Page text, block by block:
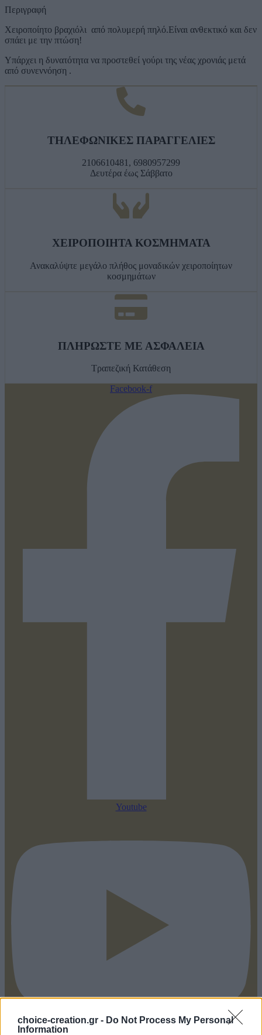
choice-creation.gr - Do Not Process My Personal
Information
Περιγραφή
Χειροποίητο βραχιόλι από πολυμερή πηλό.Είναι ανθεκτικό και δεν
σπάει με την πτώση!
Υπάρχει η δυνατότητα να προστεθεί γούρι της νέας χρονιάς μετά
από συνεννόηση .
ΤΗΛΕΦΩΝΙΚΕΣ ΠΑΡΑΓΓΕΛΙΕΣ
2106610481, 6980957299
Δευτέρα έως Σάββατο
ΧΕΙΡΟΠΟΙΗΤΑ ΚΟΣΜΗΜΑΤΑ
Ανακαλύψτε μεγάλο πλήθος μοναδικών χειροποίητων
κοσμημάτων
ΠΛΗΡΩΣΤΕ ΜΕ ΑΣΦΑΛΕΙΑ
Τραπεζική Κατάθεση
Facebook-f
Youtube